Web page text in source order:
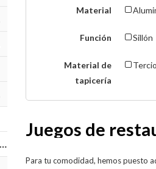
Material
Función Sillón
Material de
tapicería
Juegos de
Para tu comodidad, hemos puesto